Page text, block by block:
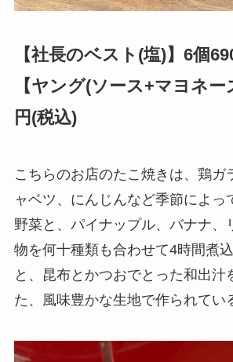
【社長のベスト(塩)】6個
【ヤング(ソース+マヨネー
円(税込)
こちらのお店のたこ焼きは、鶏ガ
ャベツ、にんじんなど季節によっ
野菜と、パイナップル、バナナ、
物を何十種類も合わせて4時間煮
と、昆布とかつおでとった和出汁
た、風味豊かな生地で作られてい